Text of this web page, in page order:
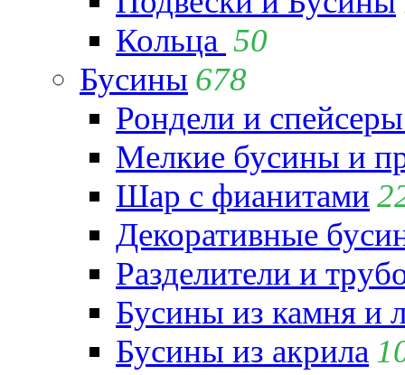
Кольца 50
Бусины 678
Рондели и
Мелкие бусины и
Шар с фианитами
Декоративные
Разделители и
Бусины из камня и
Бусины из акрила